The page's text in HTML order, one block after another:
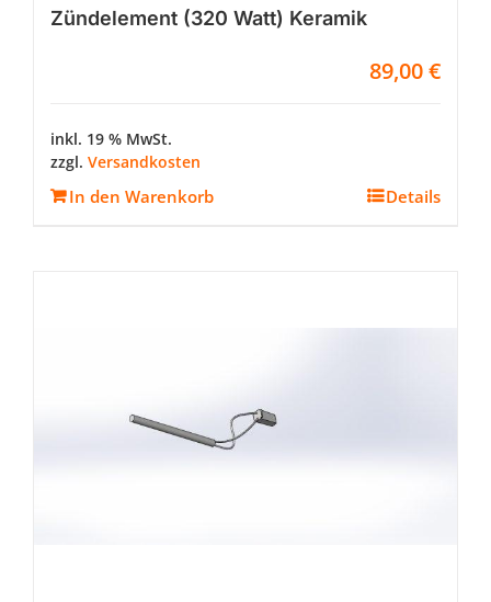
Zündelement (320 Watt) Keramik
89,00€
inkl. 19 % MwSt.
zzgl. Versandkosten
In den Warenkorb Details